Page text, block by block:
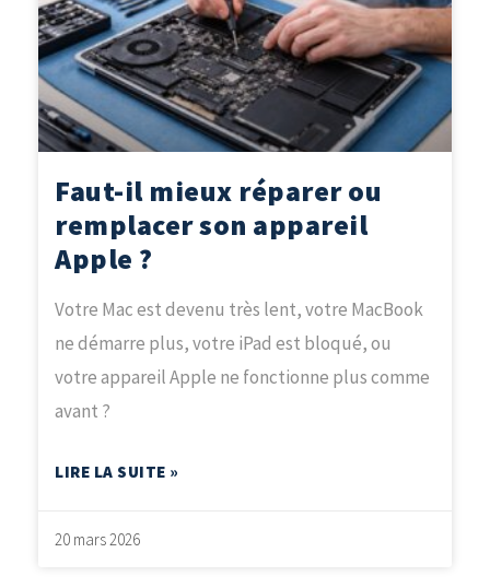
Faut-il mieux réparer ou
remplacer son appareil
Apple ?
Votre Mac est devenu très lent, votre MacBook
ne démarre plus, votre iPad est bloqué, ou
votre appareil Apple ne fonctionne plus comme
avant ?
LIRE LA SUITE »
20 mars 2026